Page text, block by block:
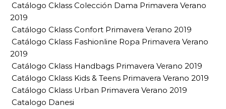
Catálogo Cklass Colección Dama Primavera Verano
2019
Catálogo Cklass Confort Primavera Verano 2019
Catálogo Cklass Fashionline Ropa Primavera Verano
2019
Catálogo Cklass Handbags Primavera Verano 2019
Catálogo Cklass Kids & Teens Primavera Verano 2019
Catálogo Cklass Urban Primavera Verano 2019
Catalogo Danesi